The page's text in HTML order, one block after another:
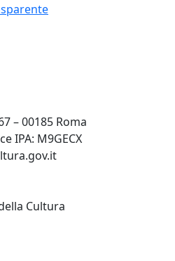
– 00185 Roma
IPA: M9GECX
Cultura